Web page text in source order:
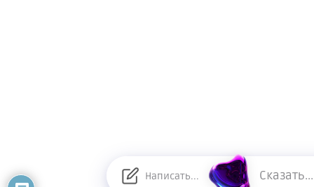
Сказать...